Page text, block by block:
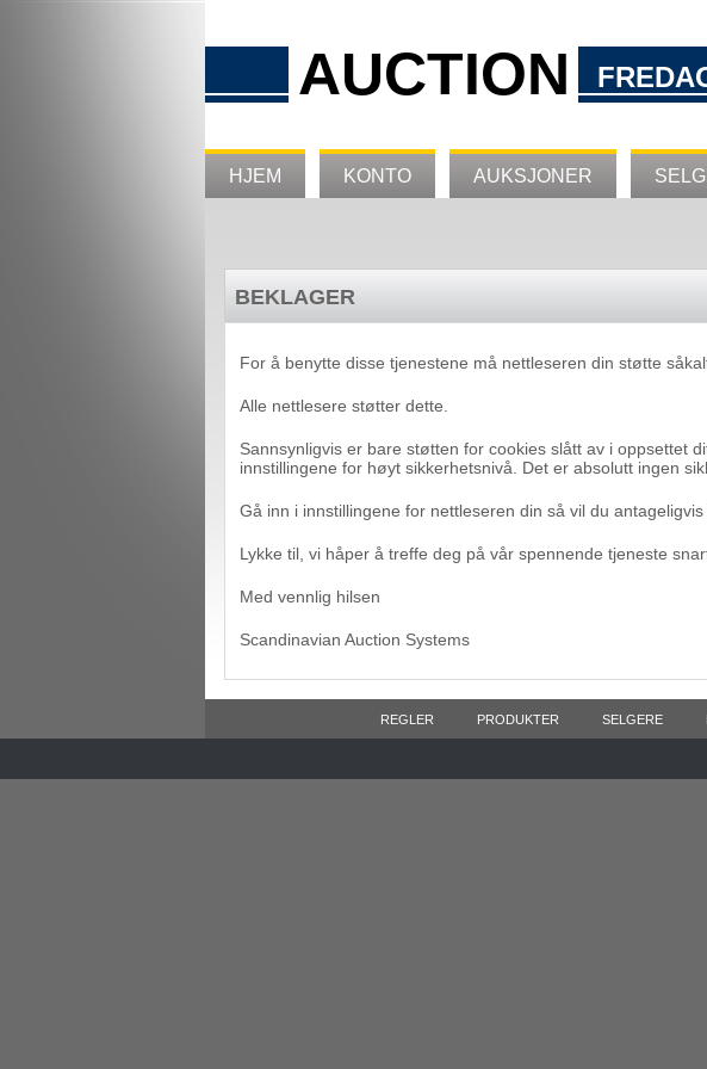
AUCTION
HJEM KONTO AUKSJONER
BEKLAGER
For å benytte disse tjenestene må nettleseren din støtte
Alle nettlesere støtter dette.
Sannsynligvis er bare støtten for cookies slått av i oppsettet
innstillingene for høyt sikkerhetsnivå. Det er absolutt ingen
Gå inn i innstillingene for nettleseren din så vil du
Lykke til, vi håper å treffe deg på vår spennende tjeneste
Med vennlig hilsen
Scandinavian Auction Systems
REGLER PRODUKTER SELGERE